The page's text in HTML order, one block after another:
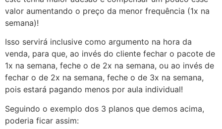
valor aumentando o preço da menor frequência (1x na
semana)!
Isso servirá inclusive como argumento na hora da
venda, para que, ao invés do cliente fechar o pacote de
1x na semana, feche o de 2x na semana, ou ao invés de
fechar o de 2x na semana, feche o de 3x na semana,
pois estará pagando menos por aula individual!
Seguindo o exemplo dos 3 planos que demos acima,
poderia ficar assim: